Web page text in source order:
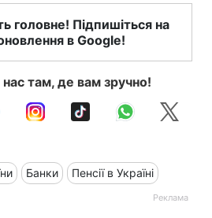
головне! Підпишіться на
в Google!
там, де вам зручно!
Банки Пенсії в Україні